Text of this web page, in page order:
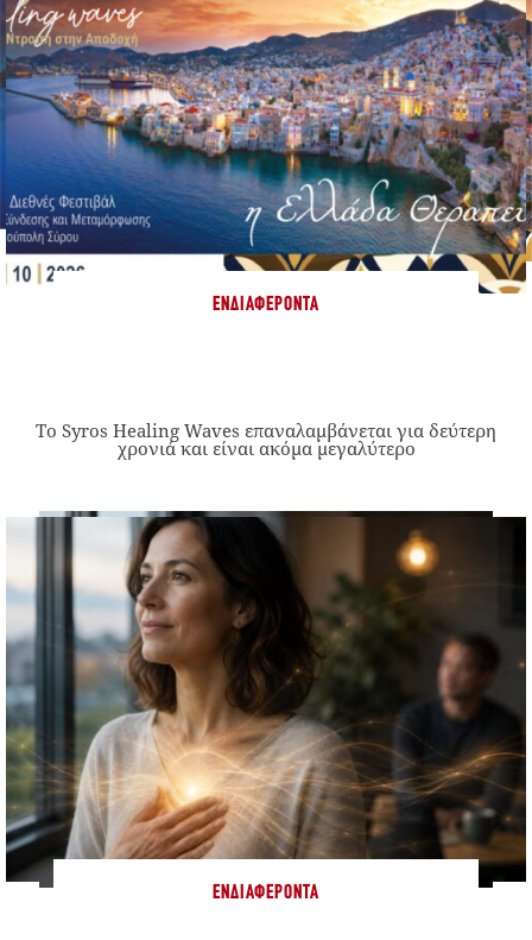
ΕΝΔΙΑΦΈΡΟΝΤΑ
Το Syros Healing Waves επαναλαμβάνεται για δεύτερη
χρονιά και είναι ακόμα μεγαλύτερο
ΕΝΔΙΑΦΈΡΟΝΤΑ